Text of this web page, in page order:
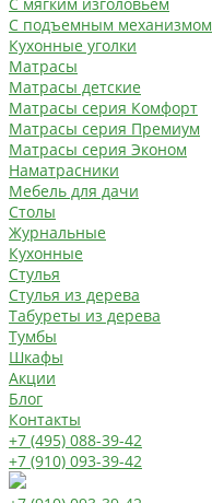
С подъемным механизмом
Кухонные уголки
Матрасы
Матрасы детские
Матрасы серия Комфорт
Матрасы серия Премиум
Матрасы серия Эконом
Наматрасники
Мебель для дачи
Столы
Журнальные
Кухонные
Стулья
Стулья из дерева
Табуреты из дерева
Тумбы
Шкафы
Акции
Блог
Контакты
+7 (495) 088-39-42
+7 (910) 093-39-42